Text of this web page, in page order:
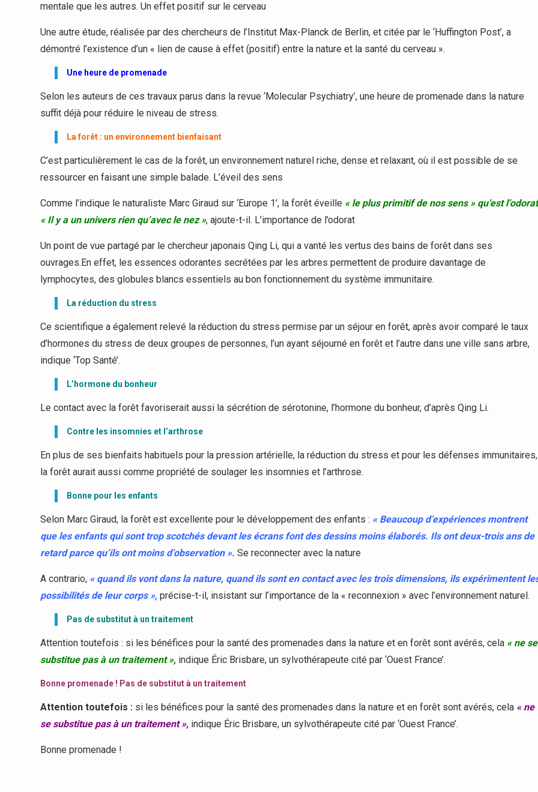
mentale que les autres. Un effet positif sur le cerveau
Une autre étude, réalisée par des chercheurs de l’Institut Max-Planck de Berlin, et citée par le ‘Huffington Post’, a
démontré l’existence d’un « lien de cause à effet (positif) entre la nature et la santé du cerveau ».
Une heure de promenade
Selon les auteurs de ces travaux parus dans la revue ‘Molecular Psychiatry’, une heure de promenade dans la nature
suffit déjà pour réduire le niveau de stress.
La forêt : un environnement bienfaisant
C’est particulièrement le cas de la forêt, un environnement naturel riche, dense et relaxant, où il est possible de se
ressourcer en faisant une simple balade. L’éveil des sens
Comme l’indique le naturaliste Marc Giraud sur ‘Europe 1’, la forêt éveille « le plus primitif de nos sens » qu’est
« Il y a un univers rien qu’avec le nez », ajoute-t-il. L’importance de l’odorat
Un point de vue partagé par le chercheur japonais Qing Li, qui a vanté les vertus des bains de forêt dans ses
ouvrages.En effet, les essences odorantes secrétées par les arbres permettent de produire davantage de
lymphocytes, des globules blancs essentiels au bon fonctionnement du système immunitaire.
La réduction du stress
Ce scientifique a également relevé la réduction du stress permise par un séjour en forêt, après avoir comparé le taux
d’hormones du stress de deux groupes de personnes, l’un ayant séjourné en forêt et l’autre dans une ville sans arbre,
indique ‘Top Santé’.
L’hormone du bonheur
Le contact avec la forêt favoriserait aussi la sécrétion de sérotonine, l’hormone du bonheur, d’après Qing Li.
Contre les insomnies et l’arthrose
En plus de ses bienfaits habituels pour la pression artérielle, la réduction du stress et pour les défenses immunitaires,
la forêt aurait aussi comme propriété de soulager les insomnies et l’arthrose.
Bonne pour les enfants
Selon Marc Giraud, la forêt est excellente pour le développement des enfants : « Beaucoup d’expériences montrent
que les enfants qui sont trop scotchés devant les écrans font des dessins moins élaborés. Ils ont deux-trois ans de
retard parce qu’ils ont moins d’observation ». Se reconnecter avec la nature
A contrario, « quand ils vont dans la nature, quand ils sont en contact avec les trois dimensions, ils expérimentent
possibilités de leur corps », précise-t-il, insistant sur l’importance de la « reconnexion » avec l’environnement naturel.
Pas de substitut à un traitement
Attention toutefois : si les bénéfices pour la santé des promenades dans la nature et en forêt sont avérés, cela « ne se
substitue pas à un traitement », indique Éric Brisbare, un sylvothérapeute cité par ‘Ouest France’.
Bonne promenade ! Pas de substitut à un traitement
Attention toutefois : si les bénéfices pour la santé des promenades dans la nature et en forêt sont avérés, cela « ne
se substitue pas à un traitement », indique Éric Brisbare, un sylvothérapeute cité par ‘Ouest France’.
Bonne promenade !